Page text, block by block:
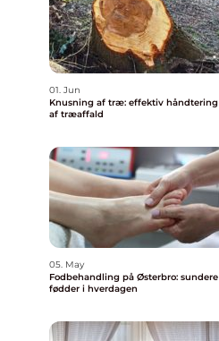
01. Jun
Knusning af træ: effektiv håndtering
af træaffald
05. May
Fodbehandling på Østerbro: sundere
fødder i hverdagen